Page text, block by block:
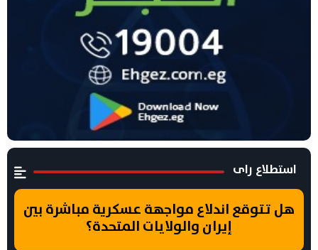
استطلاع راى
هل تتوقع اندلاع مواجهة عسكرية مباشرة بين
إيران والولايات المتحدة؟